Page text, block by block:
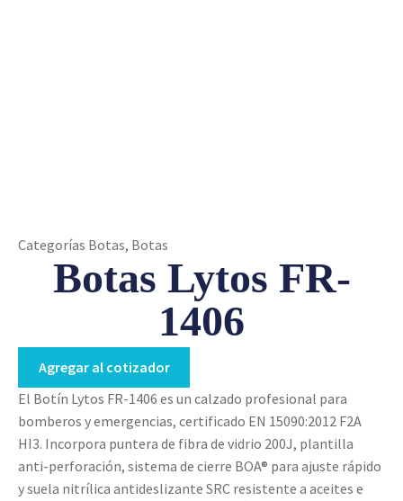
Categorías Botas, Botas
Botas Lytos FR-
1406
Agregar al cotizador
El Botín Lytos FR-1406 es un calzado profesional para
bomberos y emergencias, certificado EN 15090:2012 F2A
HI3. Incorpora puntera de fibra de vidrio 200J, plantilla
anti-perforación, sistema de cierre BOA® para ajuste rápido
y suela nitrílica antideslizante SRC resistente a aceites e